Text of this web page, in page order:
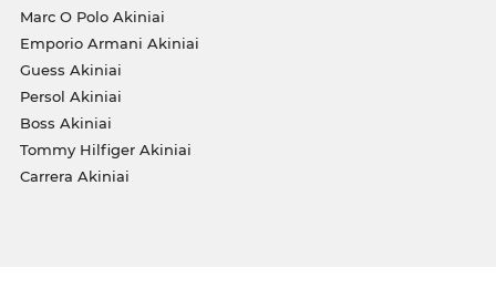
Marc O Polo Akiniai
Emporio Armani Akiniai
Guess Akiniai
Persol Akiniai
Boss Akiniai
Tommy Hilfiger Akiniai
Carrera Akiniai